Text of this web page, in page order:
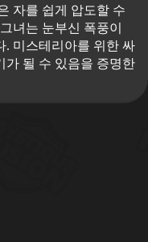
자를 쉽게 압도할 수
녀는 눈부신 폭풍이
미스테리아를 위한 싸
가 될 수 있음을 증명한